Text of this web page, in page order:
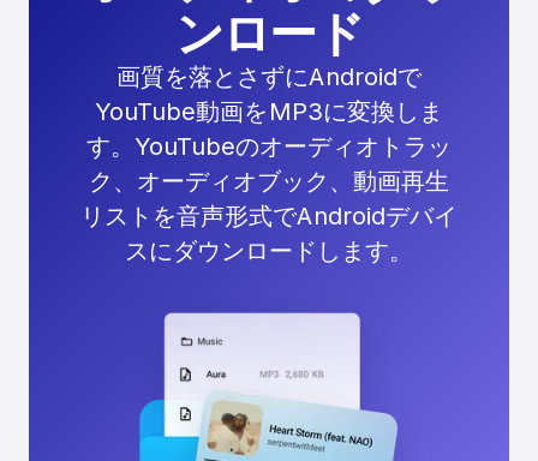
ンロード
画質を落とさずにAndroidで
YouTube動画をMP3に変換しま
す。YouTubeのオーディオトラッ
ク、オーディオブック、動画再生
リストを音声形式でAndroidデバイ
スにダウンロードします。